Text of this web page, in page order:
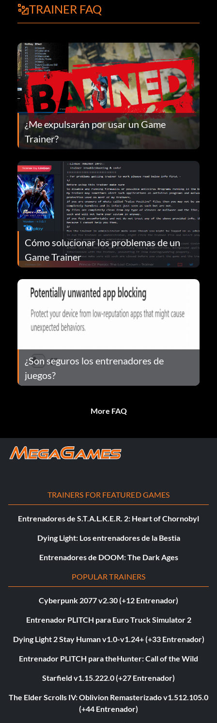
TRAINER FAQ
¿Me expulsarán por usar un Game
Trainer?
Cómo solucionar los problemas de un
Game Trainer
¿Son seguros los entrenadores de
juegos?
More FAQ
TRAINERS FOR FEATURED GAMES
Entrenadores de S.T.A.L.K.E.R. 2: Heart of Chornobyl
Dying Light: Los entrenadores de la Bestia
Entrenadores de DOOM: The Dark Ages
POPULAR TRAINERS
Cyberpunk 2077 v2.30 (+12 Entrenador)
Entrenador PLITCH para Euro Truck Simulator 2
Dying Light 2 Stay Human v1.0-v1.24+ (+33 Entrenador)
Entrenador PLITCH para theHunter: Call of the Wild
Starfield v1.15.222.0 (+27 Entrenador)
The Elder Scrolls IV: Oblivion Remasterizado v1.512.105.0
(+44 Entrenador)